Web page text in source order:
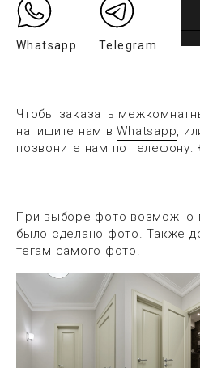
Whatsapp Telegram
Чтобы заказать
напишите нам вWhatsapp,
позвоните нам по телефону:
При выборе фото возможно
было сделано фото. Также
тегам самого фото.